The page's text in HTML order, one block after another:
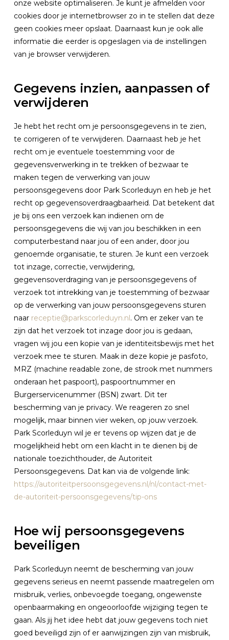
onze website optimaliseren. Je kunt je afmelden voor
cookies door je internetbrowser zo in te stellen dat deze
geen cookies meer opslaat. Daarnaast kun je ook alle
informatie die eerder is opgeslagen via de instellingen
van je browser verwijderen.
Gegevens inzien, aanpassen of
verwijderen
Je hebt het recht om je persoonsgegevens in te zien,
te corrigeren of te verwijderen. Daarnaast heb je het
recht om je eventuele toestemming voor de
gegevensverwerking in te trekken of bezwaar te
maken tegen de verwerking van jouw
persoonsgegevens door Park Scorleduyn en heb je het
recht op gegevensoverdraagbaarheid. Dat betekent dat
je bij ons een verzoek kan indienen om de
persoonsgegevens die wij van jou beschikken in een
computerbestand naar jou of een ander, door jou
genoemde organisatie, te sturen. Je kunt een verzoek
tot inzage, correctie, verwijdering,
gegevensoverdraging van je persoonsgegevens of
verzoek tot intrekking van je toestemming of bezwaar
op de verwerking van jouw persoonsgegevens sturen
naar receptie@parkscorleduyn.nl. Om er zeker van te
zijn dat het verzoek tot inzage door jou is gedaan,
vragen wij jou een kopie van je identiteitsbewijs met het
verzoek mee te sturen. Maak in deze kopie je pasfoto,
MRZ (machine readable zone, de strook met nummers
onderaan het paspoort), paspoortnummer en
Burgerservicenummer (BSN) zwart. Dit ter
bescherming van je privacy. We reageren zo snel
mogelijk, maar binnen vier weken, op jouw verzoek.
Park Scorleduyn wil je er tevens op wijzen dat je de
mogelijkheid hebt om een klacht in te dienen bij de
nationale toezichthouder, de Autoriteit
Persoonsgegevens. Dat kan via de volgende link:
https://autoriteitpersoonsgegevens.nl/nl/contact-met-
de-autoriteit-persoonsgegevens/tip-ons
Hoe wij persoonsgegevens
beveiligen
Park Scorleduyn neemt de bescherming van jouw
gegevens serieus en neemt passende maatregelen om
misbruik, verlies, onbevoegde toegang, ongewenste
openbaarmaking en ongeoorloofde wijziging tegen te
gaan. Als jij het idee hebt dat jouw gegevens toch niet
goed beveiligd zijn of er aanwijzingen zijn van misbruik,